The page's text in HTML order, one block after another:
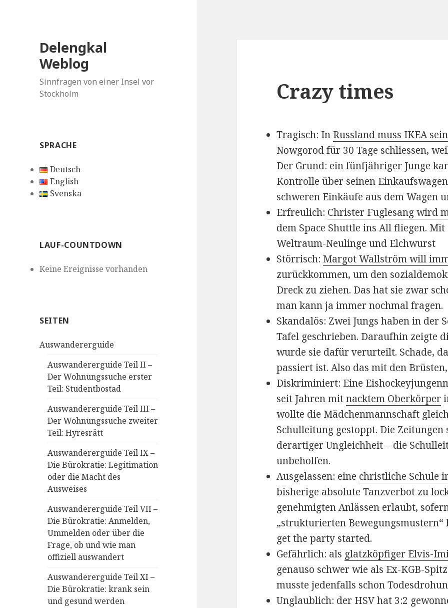
Delengkal
Weblog
Sinnfragen von einer Insel vor
Stockholm
SPRACHE
Deutsch
English
Svenska
LAUF-COUNTDOWN
Keine Ereignisse vorhanden
SEITEN
Auswandererguide
Auswandererguide Teil II –
Der Wohnungssuche erster
Teil: Studentbostad
Auswandererguide Teil III –
Der Wohnungssuche zweiter
Teil: Hyresrätt
Auswandererguide Teil IX –
Die Bürokratie: Legitimation
oder die Macht des
Ausweises
Auswandererguide Teil VII –
Die Bürokratie: Anmelden,
Ummelden oder über die
Frage, ob und wie man
offiziell auswandert
Auswandererguide Teil XI –
Die Bürokratie: krank sein
und gesund werden
Crazy times
Tragisch: In Russland muss IKEA
Nowgorod für 30 Tage schliessen,
Der Grund: ein fünfjähriger Junge
Kontrolle über seinen
schweren Einkäufe aus dem Wagen
Erfreulich: Christer Fuglesang wird
dem Space Shuttle ins All fliegen.
Weltraum-Neulinge und Elchwurst
Störrisch: Margot Wallström will
zurückkommen, um den
Dreck zu ziehen. Das hat sie zwar
man kann ja immer nochmal fragen.
Skandalös: Zwei Jungs haben in der
Tafel geschrieben. Daraufhin zeigte
wurde sie dafür verurteilt. Schade,
passiert ist. Also das mit den
Diskriminiert: Eine
seit Jahren mitnacktem Oberkörper
wollte die Mädchenmannschaft
Schulleitung gestoppt. Die
derartiger Ungleichheit – die
unbeholfen.
Ausgelassen: eine christliche Schule
bisherige absolute Tanzverbot zu
genehmigten Anlässen erlaubt,
„strukturierten Bewegungsmustern“
get the party started.
Gefährlich: als glatzköpfiger Elvis-
genauso schwer wie als Ex-KGB-
musste jedenfalls schon
Unglaublich: der HSV hat 3:2